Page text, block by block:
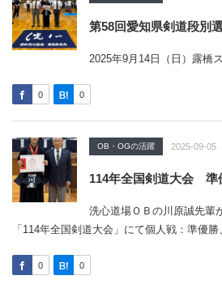
第58回愛知県剣道段別
2025年9月14日（日）露橋
0 0
OB・OGの活躍 2025-09-05
114年全国剣道大会 準
洗心道場ＯＢの川原誠先輩
「114年全国剣道大会」にて個人戦：準優
0 0